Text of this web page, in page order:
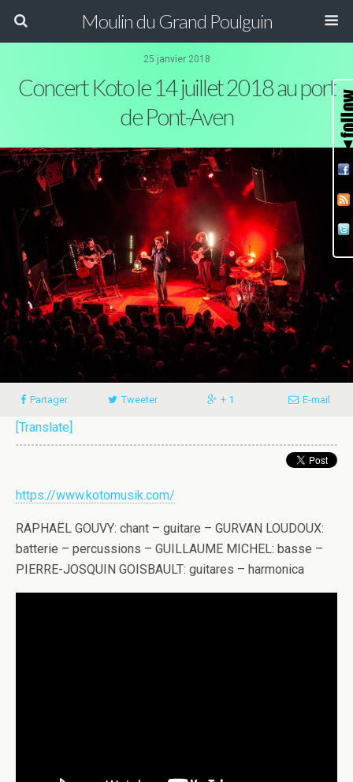
Moulin du Grand Poulguin
25 janvier 2018
Concert Koto le 14 juillet 2018 au port
de Pont-Aven
Partager Tweeter + 1 E-mail
[Translate]
https://www.kotomusik.com/
RAPHAËL GOUVY: chant – guitare – GURVAN LOUDOUX:
batterie – percussions – GUILLAUME MICHEL: basse –
PIERRE-JOSQUIN GOISBAULT: guitares – harmonica